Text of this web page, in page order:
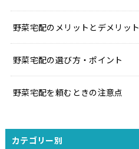
野菜宅配のメリットとデメリット
野菜宅配の選び方・ポイント
野菜宅配を頼むときの注意点
カテゴリー別